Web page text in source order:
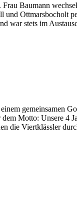
Baumann
und
war stets im
gemeinsamen
Motto: Unsere
die Viertklässler